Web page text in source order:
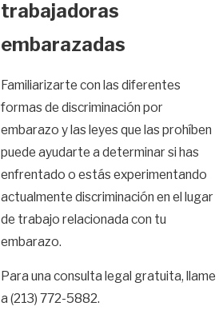
trabajadoras
embarazadas
Familiarizarte con las diferentes
formas de discriminación por
embarazo y las leyes que las prohíben
puede ayudarte a determinar si has
enfrentado o estás experimentando
actualmente discriminación en el lugar
de trabajo relacionada con tu
embarazo.
Para una consulta legal gratuita, llame
a(213) 772-5882.